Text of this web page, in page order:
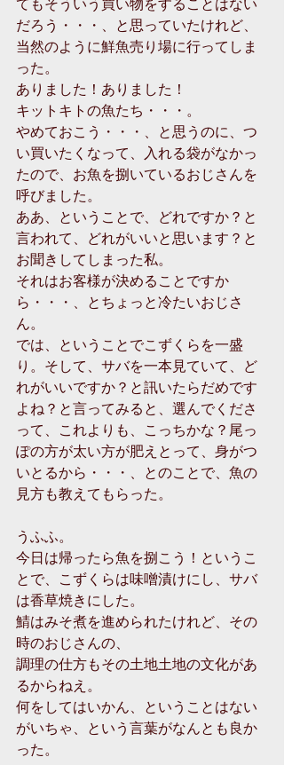
だろう・・・、と思っていたけれど、
当然のように鮮魚売り場に行ってしま
った。
ありました！ありました！
キットキトの魚たち・・・。
やめておこう・・・、と思うのに、つ
い買いたくなって、入れる袋がなかっ
たので、お魚を捌いているおじさんを
呼びました。
ああ、ということで、どれですか？と
言われて、どれがいいと思います？と
お聞きしてしまった私。
それはお客様が決めることですか
ら・・・、とちょっと冷たいおじさ
ん。
では、ということでこずくらを一盛
り。そして、サバを一本見ていて、ど
れがいいですか？と訊いたらだめです
よね？と言ってみると、選んでくださ
って、これよりも、こっちかな？尾っ
ぽの方が太い方が肥えとって、身がつ
いとるから・・・、とのことで、魚の
見方も教えてもらった。
うふふ。
今日は帰ったら魚を捌こう！というこ
とで、こずくらは味噌漬けにし、サバ
は香草焼きにした。
鯖はみそ煮を進められたけれど、その
時のおじさんの、
調理の仕方もその土地土地の文化があ
るからねえ。
何をしてはいかん、ということはない
がいちゃ、という言葉がなんとも良か
った。